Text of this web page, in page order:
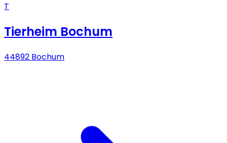
T
Tierheim Bochum
44892 Bochum